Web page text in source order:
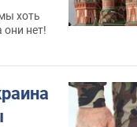
хоть
они нет!